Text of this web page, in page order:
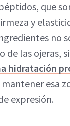
que
y
no
de las ojeras,
hidratación
esa
expresión.